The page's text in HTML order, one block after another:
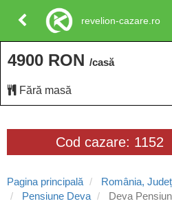
Cod cazare: 1152
Pagina principală România,
Pensiune Deva
Deva
4900 RON /casă
Fără masă
revelion-cazare.ro